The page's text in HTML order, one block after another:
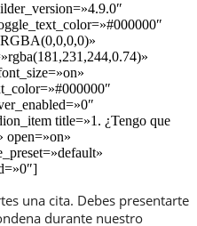
title=»1. ¿Tengo que
open=»on»
una cita. Debes presentarte
durante nuestro